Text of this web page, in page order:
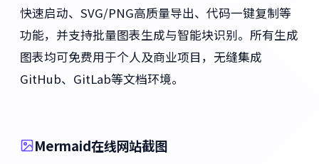
快速启动、SVG/PNG高质量导出、代码一键复制等
功能，并支持批量图表生成与智能块识别。所有生成
图表均可免费用于个人及商业项目，无缝集成
GitHub、GitLab等文档环境。
Mermaid在线网站截图